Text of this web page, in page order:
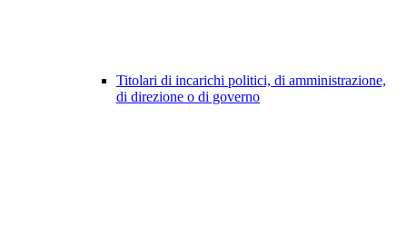
Titolari di incarichi politici, di amministrazione,
di direzione o di governo